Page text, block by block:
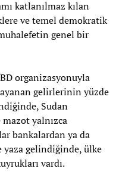
katlanılmaz kılan
ve temel demokratik
genel bir
organizasyonuyla
gelirlerinin yüzde
Sudan
yalnızca
bankalardan ya da
yaza gelindiğinde, ülke
vardı.